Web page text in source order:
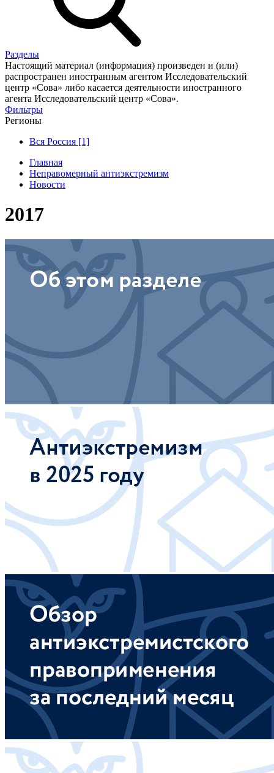
Разделы
Настоящий материал (информация) произведен и (или)
распространен иностранным агентом Исследовательский
центр «Сова» либо касается деятельности иностранного
агента Исследовательский центр «Сова».
Фильтры
Регионы
Вся Россия [1]
Главная
Неправомерный антиэкстремизм
Новости
2017